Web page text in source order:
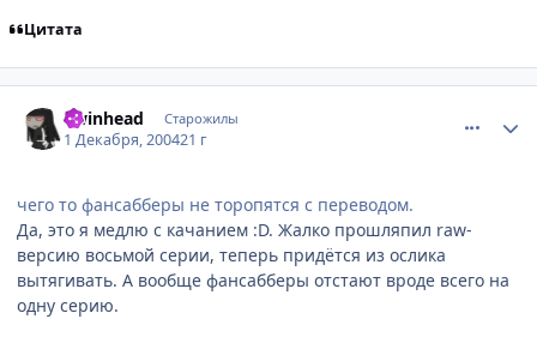
Цитата
Twinhead Старожилы
1 Декабря, 200421 г
чего то фансабберы не торопятся с переводом.
Да, это я медлю с качанием :D. Жалко прошляпил raw-
версию восьмой серии, теперь придётся из ослика
вытягивать. А вообще фансабберы отстают вроде всего на
одну серию.